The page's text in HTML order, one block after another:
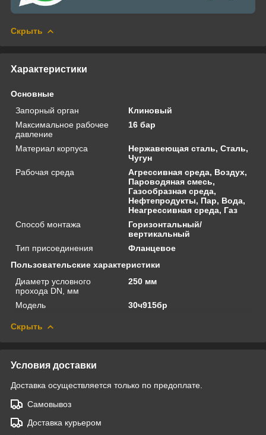
Скрыть
Характеристики
Основные
Запорный орган
Клиновый
Максимальное рабочее
давление
16 бар
Материал корпуса
Нержавеющая сталь, Сталь,
Чугун
Рабочая среда
Агрессивная среда, Воздух,
Пароводяная смесь,
Газообразная среда,
Нефтепродукты, Пар, Вода,
Неагрессивная среда, Газ
Способ монтажа
Горизонтальный/
вертикальный
Тип присоединения
Фланцевое
Пользовательские характеристики
Диаметр условного
прохода DN, мм
250 мм
Модель 30ч915бр
Скрыть
Условия доставки
Доставка осуществляется только по предоплате.
Самовывоз
Доставка курьером